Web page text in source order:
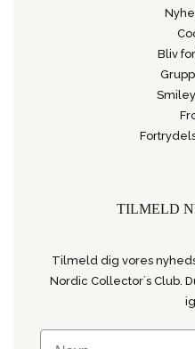
Bliv
TILMELD
Tilmeld dig vores
Nordic Collector´s Club.